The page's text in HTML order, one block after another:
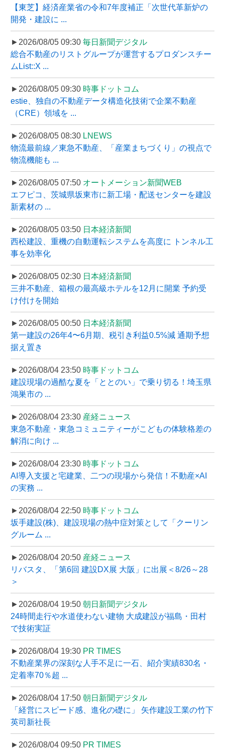
【東芝】経済産業省の令和7年度補正「次世代革新炉の
開発・建設に ...
►2026/08/05 09:30 毎日新聞デジタル
総合不動産のリストグループが運営するプロダンスチー
ムList::X ...
►2026/08/05 09:30 時事ドットコム
estie、独自の不動産データ構造化技術で企業不動産
（CRE）領域を ...
►2026/08/05 08:30 LNEWS
物流最前線／東急不動産、「産業まちづくり」の視点で
物流機能も ...
►2026/08/05 07:50 オートメーション新聞WEB
エフピコ、茨城県坂東市に新工場・配送センターを建設
新素材の ...
►2026/08/05 03:50 日本経済新聞
西松建設、重機の自動運転システムを高度に トンネル工
事を効率化
►2026/08/05 02:30 日本経済新聞
三井不動産、箱根の最高級ホテルを12月に開業 予約受
け付けを開始
►2026/08/05 00:50 日本経済新聞
第一建設の26年4〜6月期、税引き利益0.5%減 通期予想
据え置き
►2026/08/04 23:50 時事ドットコム
建設現場の過酷な夏を「ととのい」で乗り切る！埼玉県
鴻巣市の ...
►2026/08/04 23:30 産経ニュース
東急不動産・東急コミュニティーがこどもの体験格差の
解消に向け ...
►2026/08/04 23:30 時事ドットコム
AI導入支援と宅建業、二つの現場から発信！不動産×AI
の実務 ...
►2026/08/04 22:50 時事ドットコム
坂手建設(株)、建設現場の熱中症対策として「クーリン
グルーム ...
►2026/08/04 20:50 産経ニュース
リバスタ、「第6回 建設DX展 大阪」に出展＜8/26～28
＞
►2026/08/04 19:50 朝日新聞デジタル
24時間走行や水道使わない建物 大成建設が福島・田村
で技術実証
►2026/08/04 19:30 PR TIMES
不動産業界の深刻な人手不足に一石、紹介実績830名・
定着率70％超 ...
►2026/08/04 17:50 朝日新聞デジタル
「経営にスピード感、進化の礎に」 矢作建設工業の竹下
英司新社長
►2026/08/04 09:50 PR TIMES